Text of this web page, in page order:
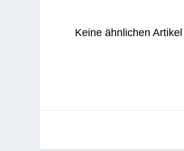
Keine ähnlichen